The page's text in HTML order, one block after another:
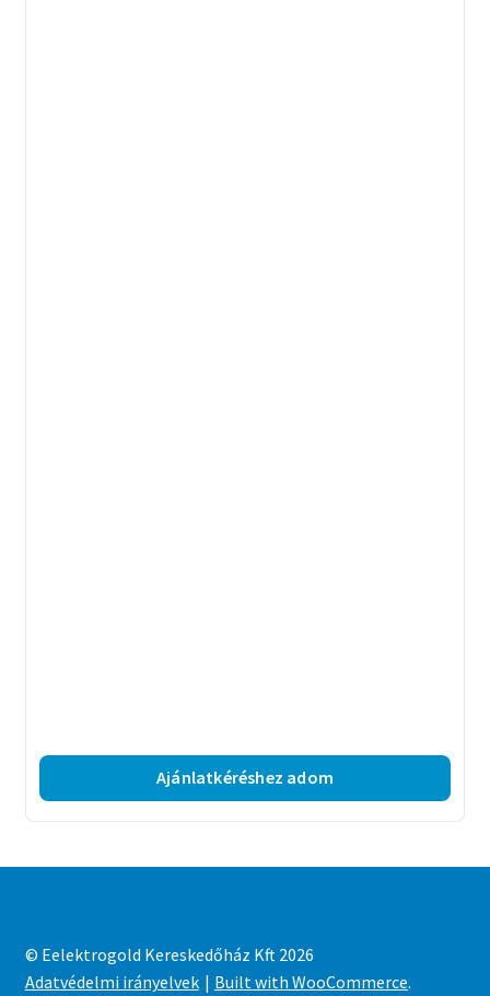
Ajánlatkéréshez adom
© Eelektrogold Kereskedőház Kft 2026
Adatvédelmi irányelvek
Built with WooCommerce.